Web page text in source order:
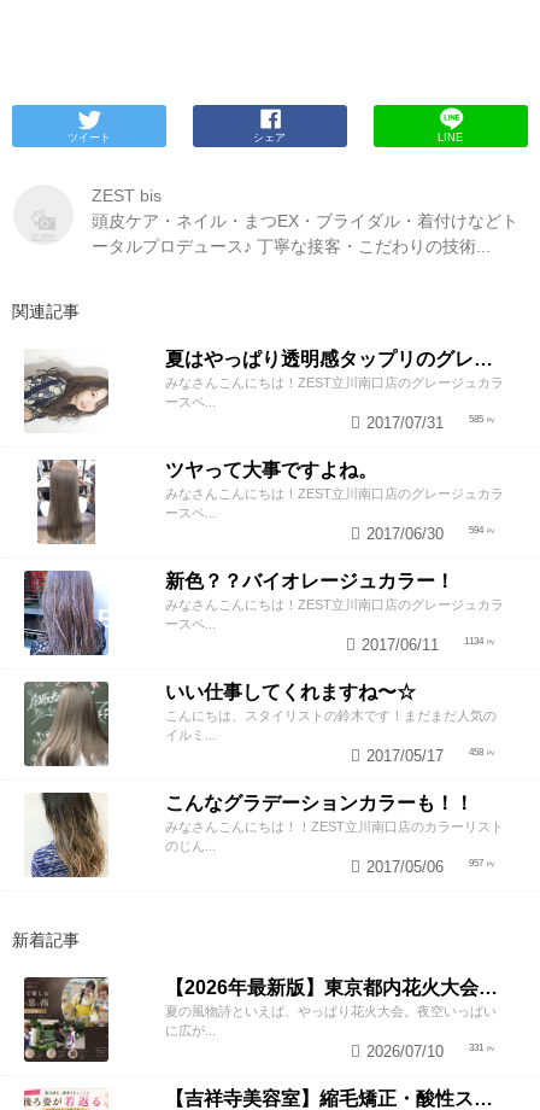
ツイート シェア LINE
ZEST bis
頭皮ケア・ネイル・まつEX・ブライダル・着付けなどト
ータルプロデュース♪ 丁寧な接客・こだわりの技術...
関連記事
夏はやっぱり透明感タップリのグレージュカラーで！！
みなさんこんにちは！ZEST立川南口店のグレージュカラ
ースペ...
585
2017/07/31
ツヤって大事ですよね。
みなさんこんにちは！ZEST立川南口店のグレージュカラ
ースペ...
594
2017/06/30
新色？？バイオレージュカラー！
みなさんこんにちは！ZEST立川南口店のグレージュカラ
ースペ...
1134
2017/06/11
いい仕事してくれますね〜☆
こんにちは、スタイリストの鈴木です！まだまだ人気の
イルミ...
458
2017/05/17
こんなグラデーションカラーも！！
みなさんこんにちは！！ZEST立川南口店のカラーリスト
のじん...
957
2017/05/06
新着記事
【2026年最新版】東京都内花火大会まとめ｜浴衣着付け・ヘアセットならZESTへ
夏の風物詩といえば、やっぱり花火大会。夜空いっぱい
に広が...
331
2026/07/10
【吉祥寺美容室】縮毛矯正・酸性ストレートで若返り！後ろ姿が変わると見た目年齢も変わる？